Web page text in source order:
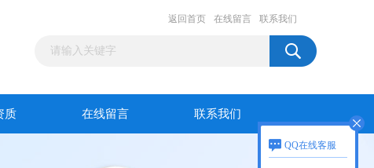
返回首页 在线留言 联系我们
质 在线留言 联系我们
QQ在线客服